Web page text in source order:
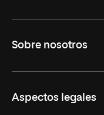
Carreras
Sobre nosotros
Nuestro Equipo
Aspectos legales